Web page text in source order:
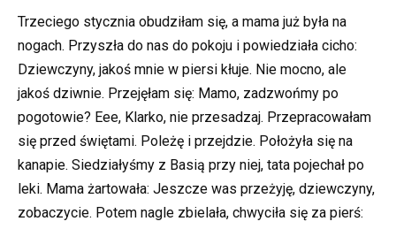
Trzeciego stycznia obudziłam się, a mama już była na
nogach. Przyszła do nas do pokoju i powiedziała cicho:
Dziewczyny, jakoś mnie w piersi kłuje. Nie mocno, ale
jakoś dziwnie. Przejęłam się: Mamo, zadzwońmy po
pogotowie? Eee, Klarko, nie przesadzaj. Przepracowałam
się przed świętami. Poleżę i przejdzie. Położyła się na
kanapie. Siedziałyśmy z Basią przy niej, tata pojechał po
leki. Mama żartowała: Jeszcze was przeżyję, dziewczyny,
zobaczycie. Potem nagle zbielała, chwyciła się za pierś: